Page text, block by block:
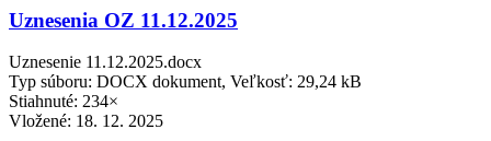
Uznesenia OZ 11.12.2025
Uznesenie 11.12.2025.docx
Typ súboru: DOCX dokument, Veľkosť: 29,24 kB
Stiahnuté: 234×
Vložené: 18. 12. 2025